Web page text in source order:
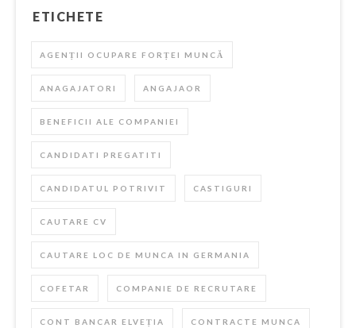
ETICHETE
AGENȚII OCUPARE FORȚEI MUNCĂ
ANAGAJATORI ANGAJAOR
BENEFICII ALE COMPANIEI
CANDIDATI PREGATITI
CANDIDATUL POTRIVIT CASTIGURI
CAUTARE CV
CAUTARE LOC DE MUNCA IN GERMANIA
COFETAR COMPANIE DE RECRUTARE
CONT BANCAR ELVEȚIA CONTRACTE MUNCA